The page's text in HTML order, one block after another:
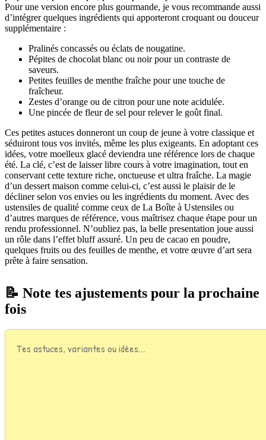
Pour une version encore plus gourmande, je vous recommande aussi
d’intégrer quelques ingrédients qui apporteront croquant ou douceur
supplémentaire :
Pralinés concassés ou éclats de nougatine.
Pépites de chocolat blanc ou noir pour un contraste de
saveurs.
Petites feuilles de menthe fraîche pour une touche de
fraîcheur.
Zestes d’orange ou de citron pour une note acidulée.
Une pincée de fleur de sel pour relever le goût final.
Ces petites astuces donneront un coup de jeune à votre classique et
séduiront tous vos invités, même les plus exigeants. En adoptant ces
idées, votre moelleux glacé deviendra une référence lors de chaque
été. La clé, c’est de laisser libre cours à votre imagination, tout en
conservant cette texture riche, onctueuse et ultra fraîche. La magie
d’un dessert maison comme celui-ci, c’est aussi le plaisir de le
décliner selon vos envies ou les ingrédients du moment. Avec des
ustensiles de qualité comme ceux de La Boîte à Ustensiles ou
d’autres marques de référence, vous maîtrisez chaque étape pour un
rendu professionnel. N’oubliez pas, la belle presentation joue aussi
un rôle dans l’effet bluff assuré. Un peu de cacao en poudre,
quelques fruits ou des feuilles de menthe, et votre œuvre d’art sera
prête à faire sensation.
📝 Note tes ajustements pour la prochaine
fois